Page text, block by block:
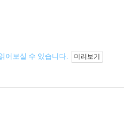
어보실 수 있습니다. 미리보기